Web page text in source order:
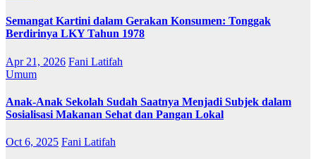
Semangat Kartini dalam Gerakan Konsumen: Tonggak
Berdirinya LKY Tahun 1978
Apr 21, 2026 Fani Latifah
Umum
Anak-Anak Sekolah Sudah Saatnya Menjadi Subjek dalam
Sosialisasi Makanan Sehat dan Pangan Lokal
Oct 6, 2025 Fani Latifah